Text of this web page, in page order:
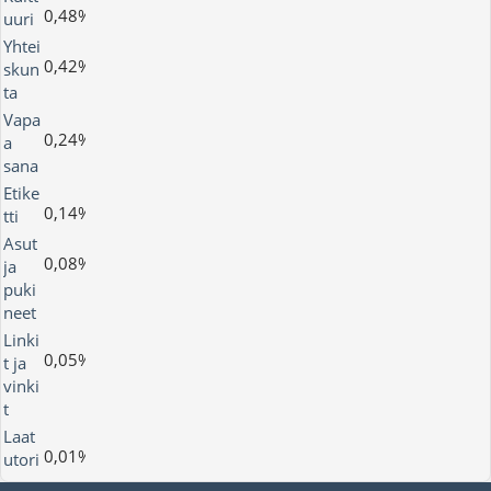
uuri 0,48%
Yhtei
skun
ta
0,42%
Vapa
a
sana
0,24%
Etike
tti
0,14%
Asut
ja
puki
neet
0,08%
Linki
t ja
vinki
t
0,05%
Laat
utori 0,01%